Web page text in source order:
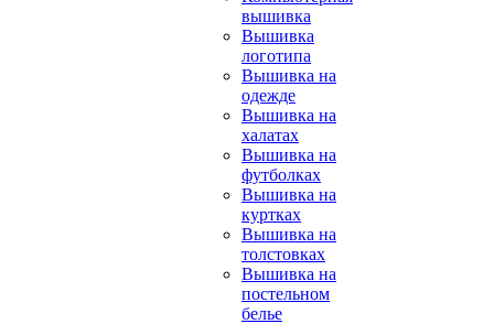
вышивка
Вышивка
логотипа
Вышивка на
одежде
Вышивка на
халатах
Вышивка на
футболках
Вышивка на
куртках
Вышивка на
толстовках
Вышивка на
постельном
белье